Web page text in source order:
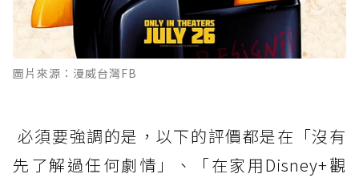
圖片來源：漫威台灣FB
必須要強調的是，以下的評價都是在「沒有
先了解過任何劇情」、「在家用Disney+觀